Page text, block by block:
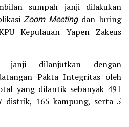
sumpah janji dilakukan
Zoom Meetingdan luring
Kepulauan Yapen Zakeus
janji dilanjutkan dengan
Pakta Integritas oleh
yang dilantik sebanyak 491
distrik, 165 kampung, serta 5